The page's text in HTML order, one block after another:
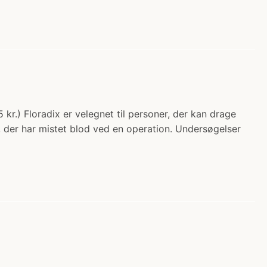
kr.) Floradix er velegnet til personer, der kan drage
har mistet blod ved en operation. Undersøgelser